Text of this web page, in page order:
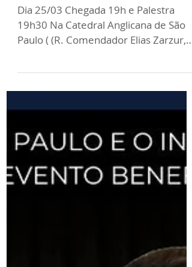
Encontro de
Empreendedores
Dia 25/03 Chegada 19h e Palestra
19h30 Na Catedral Anglicana de São
1239 - São Paulo SP) Inscrição :...